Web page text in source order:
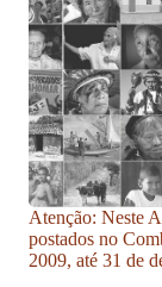
Atenção: Neste
postados no
2009, até 31 de